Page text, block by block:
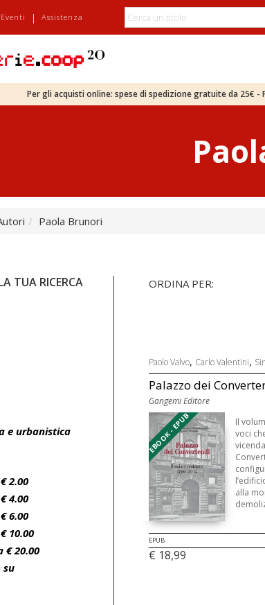
Eventi | Assistenza
Per gli acquisti online: spese di spedizione gratuite da 25€
Paola Brunori
TUA RICERCA
e urbanistica
2.00
4.00
6.00
10.00
€ 20.00
su
ORDINA PER:
Paolo Valvo, Carlo Valentini,
Palazzo dei
Gangemi Editore
EBOOK - EPUB
Il
voci
alla
EPUB
€ 18,99